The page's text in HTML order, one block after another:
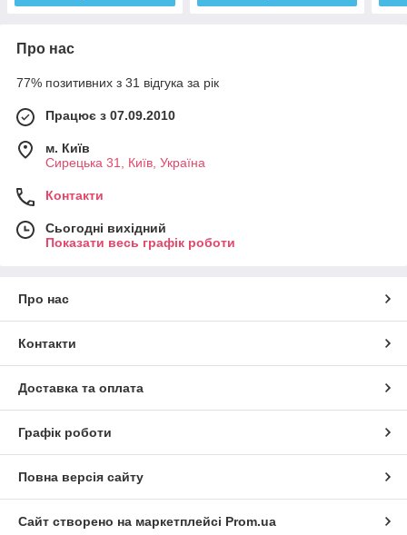
Про нас
77% позитивних з 31 відгука за рік
Працює з 07.09.2010
м. Київ
Сирецька 31, Київ, Україна
Контакти
Сьогодні вихідний
Показати весь графік роботи
Про нас
Контакти
Доставка та оплата
Графік роботи
Повна версія сайту
Сайт створено на маркетплейсі Prom.ua